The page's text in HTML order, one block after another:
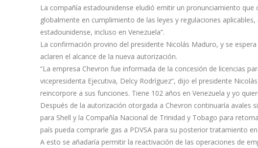
La compañía estadounidense eludió emitir un pronunciamiento
globalmente en cumplimiento de las leyes y regulaciones
estadounidense, incluso en Venezuela”.
La confirmación provino del presidente Nicolás Maduro, y se
aclaren el alcance de la nueva autorización.
“La empresa Chevron fue informada de la concesión de licencias
vicepresidenta Ejecutiva, Delcy Rodríguez”, dijo el presidente
reincorpore a sus funciones. Tiene 102 años en Venezuela y yo
Después de la autorización otorgada a Chevron continuaría
para Shell y la Compañía Nacional de Trinidad y Tobago para
país pueda comprarle gas a PDVSA para su posterior tratamiento
A esto se añadaría permitir la reactivación de las operaciones de